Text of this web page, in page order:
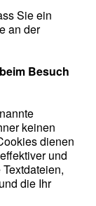
Sie ein
an der
Besuch
keinen
dienen
und
die Ihr